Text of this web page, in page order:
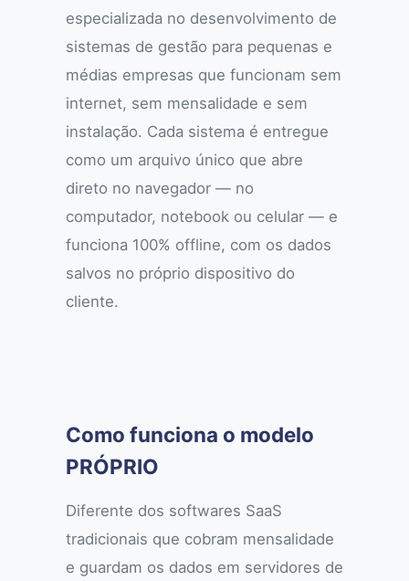
especializada no desenvolvimento de
sistemas de gestão para pequenas e
médias empresas que funcionam sem
internet, sem mensalidade e sem
instalação. Cada sistema é entregue
como um arquivo único que abre
direto no navegador — no
computador, notebook ou celular — e
funciona 100% offline, com os dados
salvos no próprio dispositivo do
cliente.
Como funciona o modelo
PRÓPRIO
Diferente dos softwares SaaS
tradicionais que cobram mensalidade
e guardam os dados em servidores de